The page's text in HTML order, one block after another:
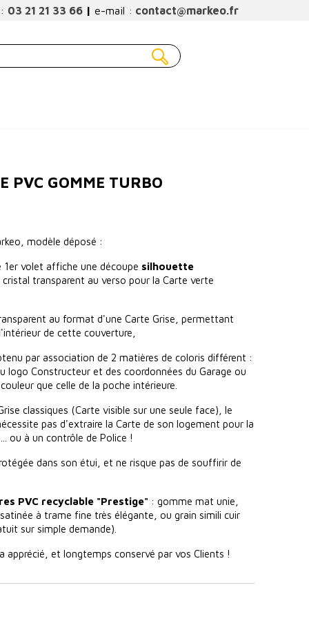
03 21 21 33 66 | e-mail : contact@markeo.fr
PVC GOMME TURBO
modèle déposé :
volet affiche une découpe silhouette
transparent au verso pour la Carte verte
au format d'une Carte Grise, permettant
de cette couverture,
par association de 2 matières de coloris différent :
logo Constructeur et des coordonnées du Garage ou
que celle de la poche intérieure.
classiques (Carte visible sur une seule face), le
pas d'extraire la Carte de son logement pour la
ou à un contrôle de Police !
dans son étui, et ne risque pas de souffirir de
PVC recyclable "Prestige" : gomme mat unie,
à trame fine très élégante, ou grain simili cuir
sur simple demande).
apprécié, et longtemps conservé par vos Clients !